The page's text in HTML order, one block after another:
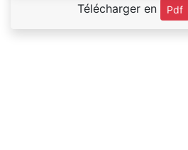
Télécharger en Pdf